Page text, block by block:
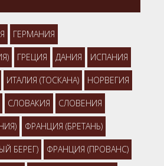
ГЕРМАНИЯ
ГРЕЦИЯ ДАНИЯ ИСПАНИЯ
ИТАЛИЯ (ТОСКАНА) НОРВЕГИЯ
СЛОВАКИЯ СЛОВЕНИЯ
ФРАНЦИЯ (БРЕТАНЬ)
БЕРЕГ) ФРАНЦИЯ (ПРОВАНС)